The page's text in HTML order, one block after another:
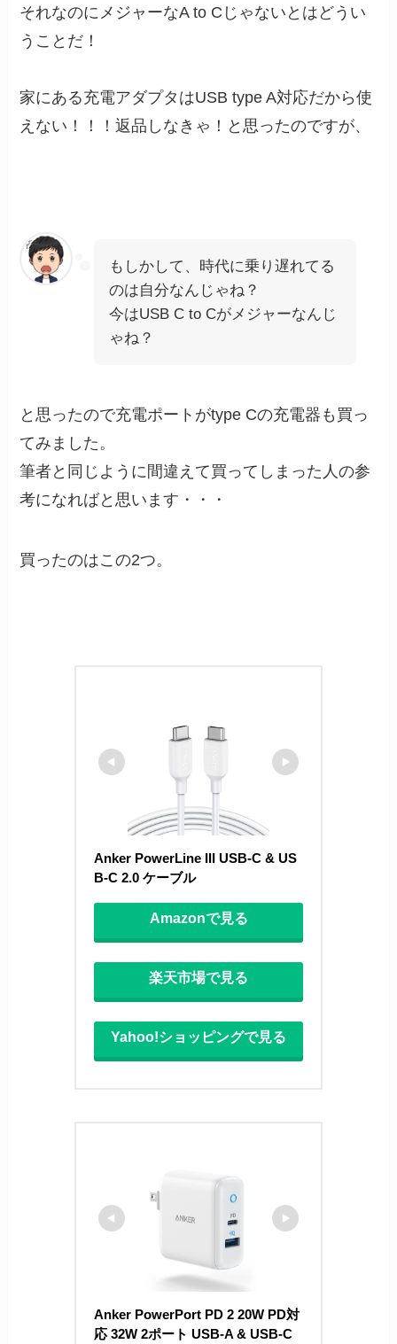
それなのにメジャーなA to Cじゃないとはどうい
うことだ！
家にある充電アダプタはUSB type A対応だから使
えない！！！返品しなきゃ！と思ったのですが、
もしかして、時代に乗り遅れてる
のは自分なんじゃね？
今はUSB C to Cがメジャーなんじ
ゃね？
と思ったので充電ポートがtype Cの充電器も買っ
てみました。
筆者と同じように間違えて買ってしまった人の参
考になればと思います・・・
買ったのはこの2つ。
Anker PowerLine III USB-C & US
B-C 2.0 ケーブル
Amazonで見る
楽天市場で見る
Yahoo!ショッピングで見る
Anker PowerPort PD 2 20W PD対
応 32W 2ポート USB-A & USB-C